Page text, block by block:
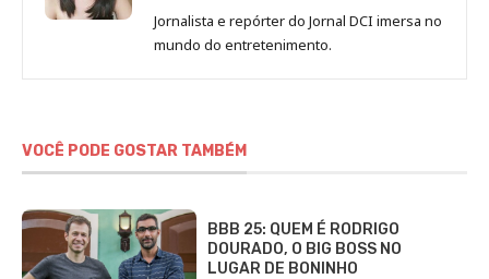
de
Sara
Jornalista e repórter do Jornal DCI imersa no
mundo do entretenimento.
VOCÊ PODE GOSTAR TAMBÉM
BBB 25: QUEM É RODRIGO
DOURADO, O BIG BOSS NO
LUGAR DE BONINHO